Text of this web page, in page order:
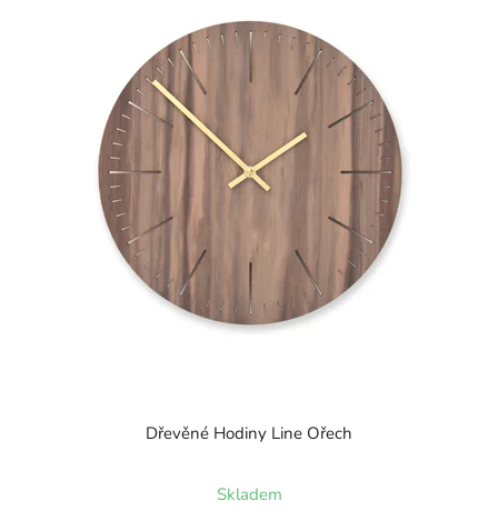
Dřevěné Hodiny Line Ořech
Skladem